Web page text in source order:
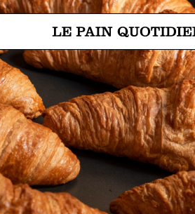
Перейти
Le Pain Quotidien означает